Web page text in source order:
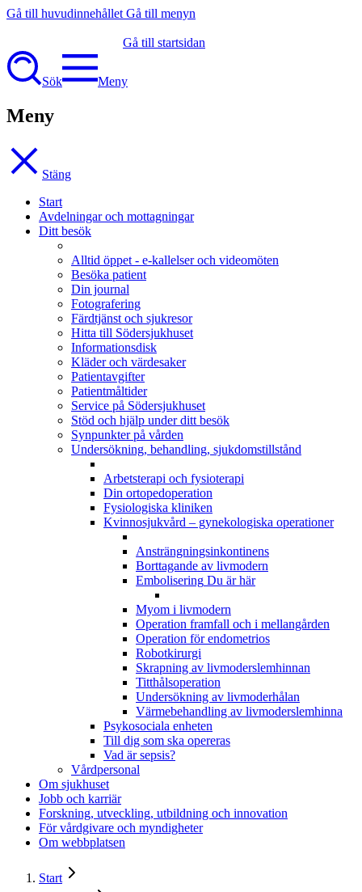
Gå till huvudinnehållet Gå till menyn
Gå till startsidan
Sök Meny
Meny
Stäng
Start
Avdelningar och mottagningar
Ditt besök
Alltid öppet - e-kallelser och videomöten
Besöka patient
Din journal
Fotografering
Färdtjänst och sjukresor
Hitta till Södersjukhuset
Informationsdisk
Kläder och värdesaker
Patientavgifter
Patientmåltider
Service på Södersjukhuset
Stöd och hjälp under ditt besök
Synpunkter på vården
Undersökning, behandling, sjukdomstillstånd
Arbetsterapi och fysioterapi
Din ortopedoperation
Fysiologiska kliniken
Kvinnosjukvård – gynekologiska operationer
Ansträngningsinkontinens
Borttagande av livmodern
Embolisering Du är här
Myom i livmodern
Operation framfall och i mellangården
Operation för endometrios
Robotkirurgi
Skrapning av livmoderslemhinnan
Titthålsoperation
Undersökning av livmoderhålan
Värmebehandling av livmoderslemhinna
Psykosociala enheten
Till dig som ska opereras
Vad är sepsis?
Vårdpersonal
Om sjukhuset
Jobb och karriär
Forskning, utveckling, utbildning och innovation
För vårdgivare och myndigheter
Om webbplatsen
Start